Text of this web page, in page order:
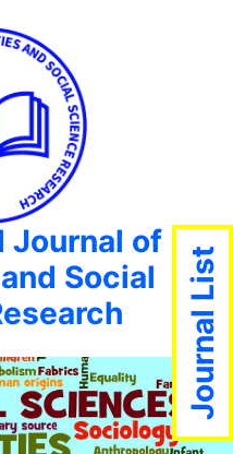
Journal of
Social
Journal List